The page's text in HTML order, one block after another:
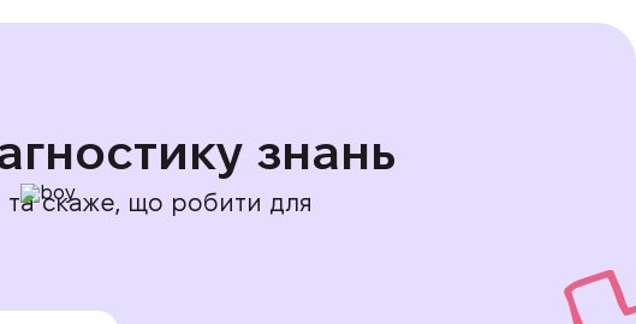
знань
та скаже, що робити для